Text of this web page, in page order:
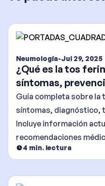
Neumología-Jul 29, 2025
¿Qué es la tos
síntomas,
Guía completa sobre la
síntomas, diagnóstico,
Incluye información
recomendaciones
4 min. lectura